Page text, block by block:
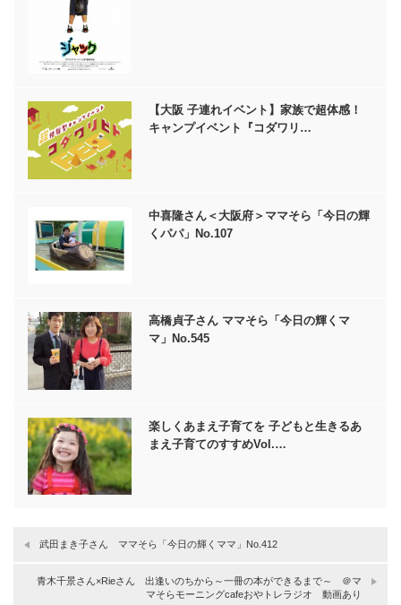
【大阪 子連れイベント】家族で超体感！
キャンプイベント『コダワリ…
中喜隆さん＜大阪府＞ママそら「今日の輝
くパパ」No.107
高橋貞子さん ママそら「今日の輝くマ
マ」No.545
楽しくあまえ子育てを 子どもと生きるあ
まえ子育てのすすめVol.…
武田まき子さん ママそら「今日の輝くママ」No.412
青木千景さん×Rieさん 出逢いのちから～一冊の本ができるまで～ ＠マ
マそらモーニングcafeおやトレラジオ 動画あり